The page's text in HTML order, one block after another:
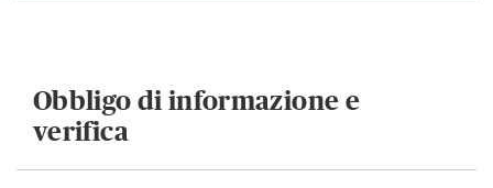
Obbligo di informazione e
verifica